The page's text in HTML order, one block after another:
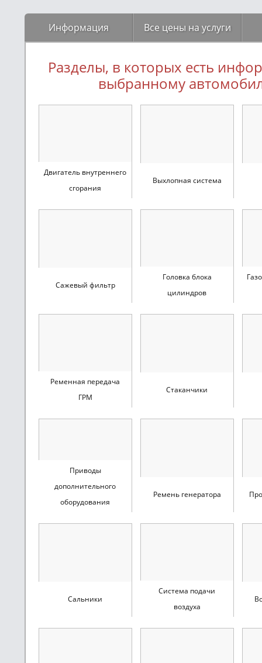
Информация Все цены на услуги
Разделы, в которых есть
выбранному
Двигатель внутреннего
сгорания
Выхлопная система
Сажевый фильтр
Головка блока
цилиндров
Ременная передача
ГРМ
Стаканчики
Приводы
дополнительного
оборудования
Ремень генератора
Сальники
Система подачи
воздуха